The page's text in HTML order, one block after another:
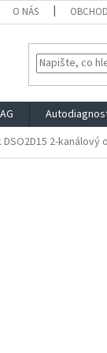
O NÁS
DSO2D15 2-kanálový